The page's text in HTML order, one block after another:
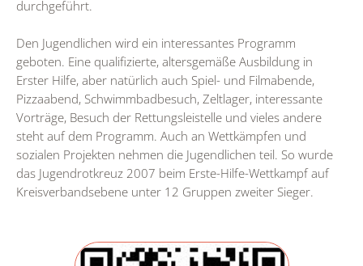
durchgeführt.
Den Jugendlichen wird ein interessantes Programm
geboten. Eine qualifizierte, altersgemäße Ausbildung in
Erster Hilfe, aber natürlich auch Spiel- und Filmabende,
Pizzaabend, Schwimmbadbesuch, Zeltlager, interessante
Vorträge, Besuch der Rettungsleistelle und vieles andere
steht auf dem Programm. Auch an Wettkämpfen und
sozialen Projekten nehmen die Jugendlichen teil. So wurde
das Jugendrotkreuz 2007 beim Erste-Hilfe-Wettkampf auf
Kreisverbandsebene unter 12 Gruppen zweiter Sieger.